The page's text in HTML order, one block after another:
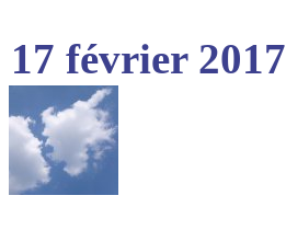
17 février 2017